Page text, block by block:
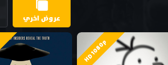
عروض اخري
HD 1080p